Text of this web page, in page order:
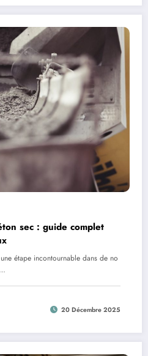
sec : guide complet
étape incontournable dans de no
20 Décembre 2025